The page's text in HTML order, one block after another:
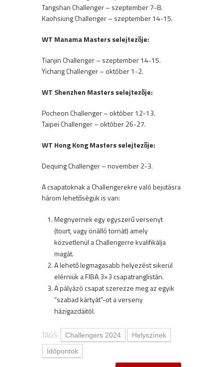
Tangshan Challenger – szeptember 7-8.
Kaohsiung Challenger – szeptember 14-15.
WT Manama Masters selejtezője:
Tianjin Challenger – szeptember 14-15.
Yichang Challenger – október 1-2.
WT Shenzhen Masters selejtezője:
Pocheon Challenger – október 12-13.
Taipei Challenger – október 26-27.
WT Hong Kong Masters selejtezője:
Dequing Challenger – november 2-3.
A csapatoknak a Challengerekre való bejutásra
három lehetőségük is van:
Megnyernek egy egyszerű versenyt
(tourt, vagy önálló tornát) amely
közvetlenül a Challengerre kvalifikálja
magát.
A lehető legmagasabb helyezést sikerül
elérniük a FIBA 3×3 csapatranglistán.
A pályázó csapat szerezze meg az egyik
“szabad kártyát”-ot a verseny
házigazdáitól.
TAGS: Challengers 2024
Helyszínek
Időpontok